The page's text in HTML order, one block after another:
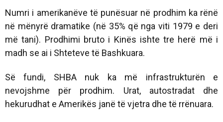
Numri i amerikanëve të punësuar në prodhim ka rënë
në mënyrë dramatike (në 35% që nga viti 1979 e deri
më tani). Prodhimi bruto i Kinës ishte tre herë më i
madh se ai i Shteteve të Bashkuara.
Së fundi, SHBA nuk ka më infrastrukturën e
nevojshme për prodhim. Urat, autostradat dhe
hekurudhat e Amerikës janë të vjetra dhe të rrënuara.